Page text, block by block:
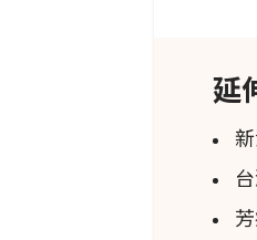
大致
物有
延